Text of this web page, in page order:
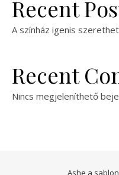
Recent
A színház igenis
Recent
Nincs megjeleníthető
Ashe a